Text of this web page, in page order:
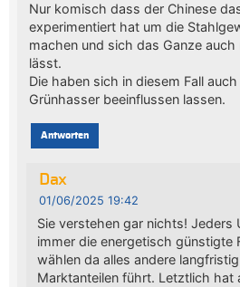
Nur komisch dass der Chinese
experimentiert hat um die
machen und sich das Ganze
lässt.
Die haben sich in diesem Fall
Grünhasser beeinflussen lassen.
Antworten
Dax
01/06/2025 19:42
Sie verstehen gar nichts! Jeders
immer die energetisch günstigte
wählen da alles andere
Marktanteilen führt. Letztlich hat